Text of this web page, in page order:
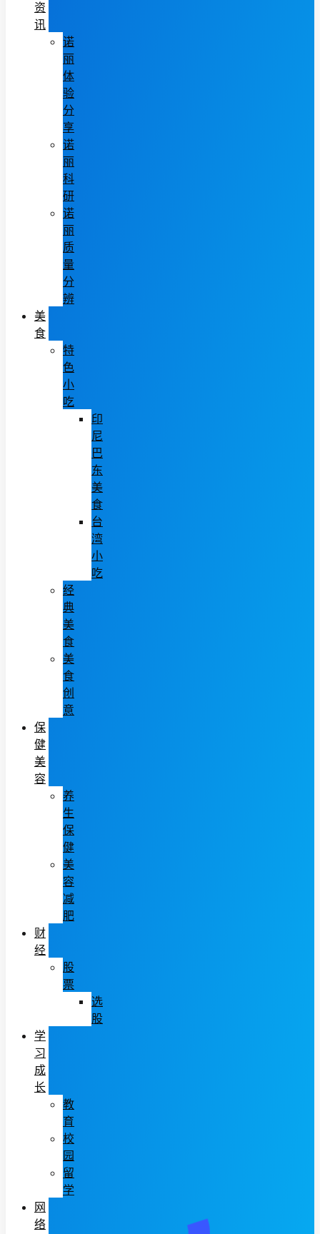
资
讯
诺
丽
体
验
分
享
诺
丽
科
研
诺
丽
质
量
分
辨
美
食
特
色
小
吃
印
尼
巴
东
美
食
台
湾
小
吃
经
典
美
食
美
食
创
意
保
健
美
容
养
生
保
健
美
容
减
肥
财
经
股
票
选
股
学
习
成
长
教
育
校
园
留
学
网
络